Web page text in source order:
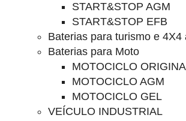
START&STOP AGM
START&STOP EFB
Baterias para turismo e 4X4
Baterias para Moto
MOTOCICLO
MOTOCICLO AGM
MOTOCICLO GEL
VEÍCULO INDUSTRIAL